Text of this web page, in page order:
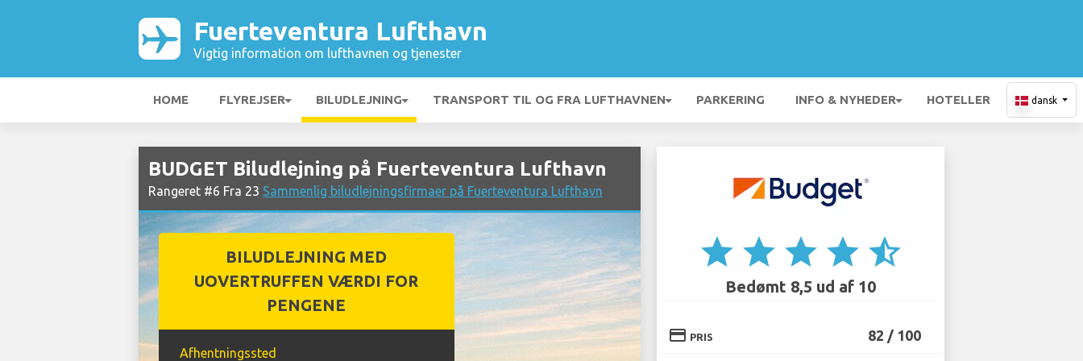
Fuerteventura Lufthavn
Vigtig information om lufthavnen og tjenester
HOME FLYREJSER BILUDLEJNING TRANSPORT TIL OG FRA LUFTHAVNEN PARKERING INFO & NYHEDER HOTELLER dansk
BUDGET Biludlejning på Fuerteventura Lufthavn
Rangeret #6 Fra 23 Sammenlig biludlejningsfirmaer på Fuerteventura Lufthavn
BILUDLEJNING MED
UOVERTRUFFEN VÆRDI FOR
PENGENE
Afhentningssted
star star star star star_half
Bedømt 8,5 ud af 10
credit_card PRIS 82 / 100